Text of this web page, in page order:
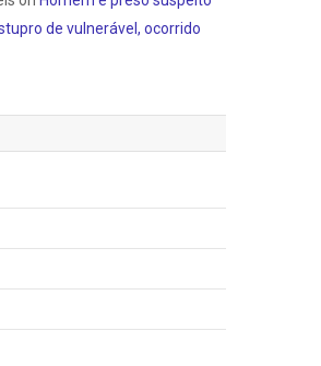
de vulnerável, ocorrido